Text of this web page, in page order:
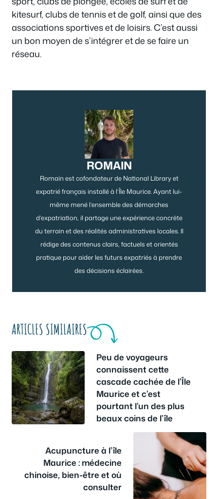
kitesurf, clubs de tennis et de golf, ainsi que des
associations sportives et de loisirs. C’est aussi
un bon moyen de s’intégrer et de se faire un
réseau.
ROMAIN
Romain est cofondateur de National Library et
expatrié français installé à l’Île Maurice. Ayant lui-
même mené l’ensemble des démarches
d’expatriation, il partage une expérience concrète
du terrain et des réalités administratives locales. Il
rédige des contenus clairs, factuels et orientés
pratique pour aider les futurs expatriés à prendre
des décisions éclairées.
ARTICLES SIMILAIRES
Peu de voyageurs
connaissent cette
cascade cachée de l’Île
Maurice et c’est
pourtant l’un des plus
beaux coins de l’île
Acupuncture à l’île
Maurice : médecine
chinoise, bien-être et où
consulter